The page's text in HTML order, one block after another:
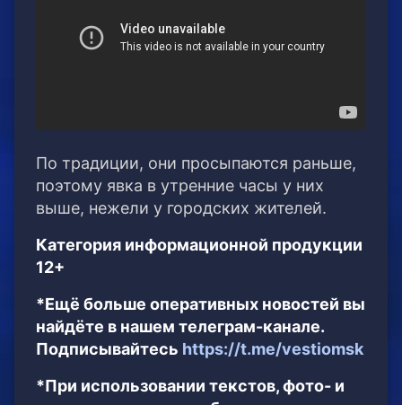
По традиции, они просыпаются раньше,
поэтому явка в утренние часы у них
выше, нежели у городских жителей.
Категория информационной продукции
12+
*Ещё больше оперативных новостей вы
найдёте в нашем телеграм-канале.
Подписывайтесь https://t.me/vestiomsk
*При использовании текстов, фото- и